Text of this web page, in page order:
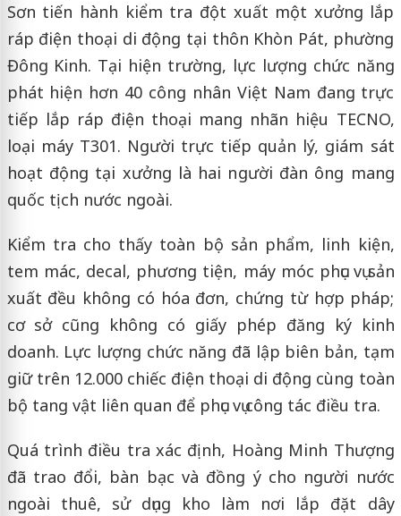
Sơn tiến hành kiểm tra đột xuất một xưởng lắp
ráp điện thoại di động tại thôn Khòn Pát, phường
Đông Kinh. Tại hiện trường, lực lượng chức năng
phát hiện hơn 40 công nhân Việt Nam đang trực
tiếp lắp ráp điện thoại mang nhãn hiệu TECNO,
loại máy T301. Người trực tiếp quản lý, giám sát
hoạt động tại xưởng là hai người đàn ông mang
quốc tịch nước ngoài.
Kiểm tra cho thấy toàn bộ sản phẩm, linh kiện,
tem mác, decal, phương tiện, máy móc phục vụ sản
xuất đều không có hóa đơn, chứng từ hợp pháp;
cơ sở cũng không có giấy phép đăng ký kinh
doanh. Lực lượng chức năng đã lập biên bản, tạm
giữ trên 12.000 chiếc điện thoại di động cùng toàn
bộ tang vật liên quan để phục vụ công tác điều tra.
Quá trình điều tra xác định, Hoàng Minh Thượng
đã trao đổi, bàn bạc và đồng ý cho người nước
ngoài thuê, sử dụng kho làm nơi lắp đặt dây